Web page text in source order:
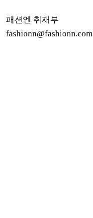
패션엔 취재부
fashionn@fashionn.com